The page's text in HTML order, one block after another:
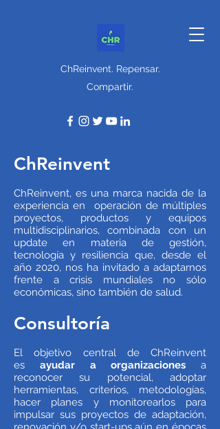
ChReinvent. Repensar.
Compartir.
ChReinvent
ChReinvent, es una marca nacida de la
experiencia en operación de múltiples
proyectos, productos y equipos
multidisciplinarios, combinada con un
update en materia de gestión,
tecnología y resiliencia que, desde el
año 2020, nos ha invitado a adaptarnos
frente a crisis mundiales no sólo
económicas, sino también de salud.
Consultoría
El objetivo central de ChReinvent
es ayudar a organizaciones a
reconocer su potencial, adoptar
herramientas, criterios, metodologías,
hacer planes y monitorearlos para
impulsar sus proyectos de adaptación,